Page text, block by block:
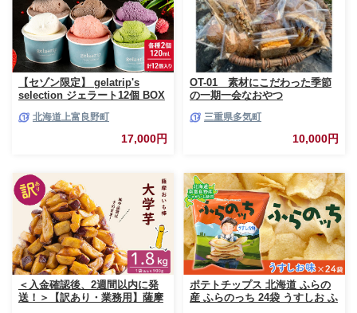
【セゾン限定】 gelatrip's
selection ジェラート12個 BOX
スクリーム ジェラート デザー
ト ギフト 贈呈 贈り物 ミルク
生乳 牛乳 お菓子 スイーツ 冷凍
北海道上富良野町
17,000円
OT-01 素材にこだわった季節
の一期一会なおやつ
三重県多気町
10,000円
＜入金確認後、2週間以内に発
送！＞【訳あり・業務用】薩摩
ポテトチップス 北海道 ふらの
産 ふらのっち 24袋 うすしお ふ